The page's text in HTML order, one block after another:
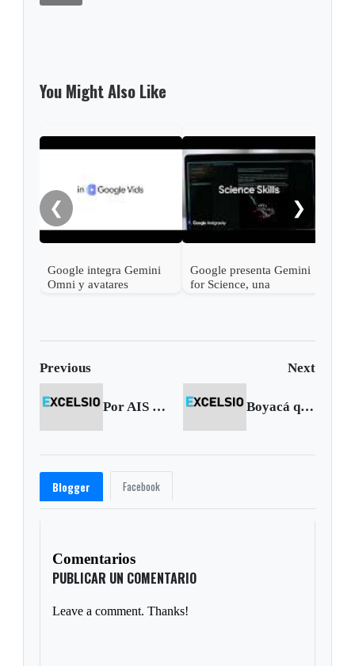
You Might Also Like
❮
Google integra Gemini
Omni y avatares
IA
Google presenta Gemini
for Science, una
científicos
❯
Previous Next
Por AIS destituyen e inhabilitan a Andrés Felipe Arias y 10 funcionarios más Boyacá quiere espacios libres de humo
Blogger Facebook
Comentarios
PUBLICAR UN COMENTARIO
Leave a comment. Thanks!